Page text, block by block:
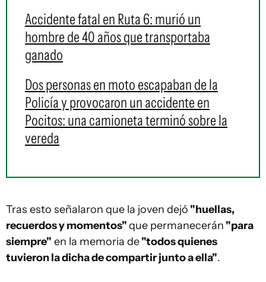
Accidente fatal en Ruta 6: murió un
hombre de 40 años que transportaba
ganado
Dos personas en moto escapaban de la
Policía y provocaron un accidente en
Pocitos: una camioneta terminó sobre la
vereda
Tras esto señalaron que la joven dejó "huellas,
recuerdos y momentos"que permanecerán "para
siempre" en la memoria de"todos quienes
tuvieron la dicha de compartir junto a ella".